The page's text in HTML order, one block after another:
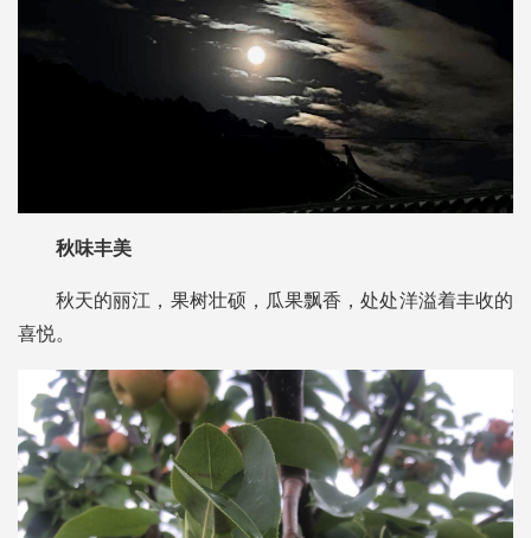
秋味丰美
秋天的丽江，果树壮硕，瓜果飘香，处处洋溢着丰收的
喜悦。